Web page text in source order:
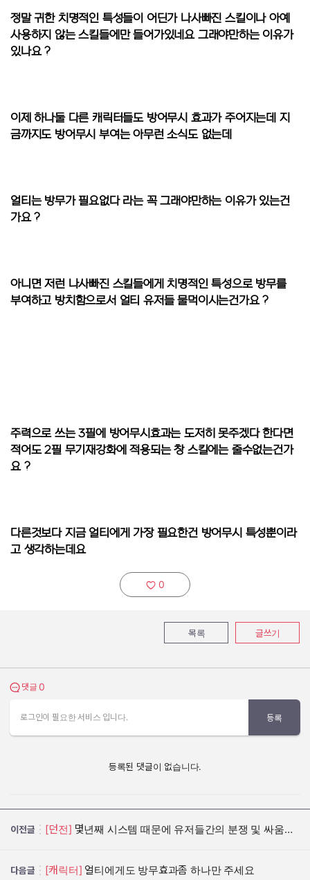
정말 귀한 치명적인 특성들이 어딘가 나사빠진 스킬이나 아예
사용하지 않는 스킬들에만 들어가있네요 그래야만하는 이유가
있나요 ?
이제 하나둘 다른 캐릭터들도 방어무시 효과가 주어지는데 지
금까지도 방어무시 부여는 아무런 소식도 없는데
얼티는 방무가 필요없다 라는 꼭 그래야만하는 이유가 있는건
가요 ?
아니면 저런 나사빠진 스킬들에게 치명적인 특성으로 방무를
부여하고 방치함으로서 얼티 유저들 물먹이시는건가요 ?
주력으로 쓰는 3필에 방어무시효과는 도저히 못주겠다 한다면
적어도 2필 무기재강화에 적용되는 창 스킬에는 줄수없는건가
요 ?
다른것보다 지금 얼티에게 가장 필요한건 방어무시 특성뿐이라
고 생각하는데요
추천하기:
0
목록 글쓰기
댓글 보기
댓글 0
로그인이 필요한 서비스 입니다. 등록
등록된 댓글이 없습니다.
이전글 [던전] 몇년째 시스템 때문에 유저들간의 분쟁 및 싸움이 생깁니다.
다음글 [캐릭터] 얼티에게도 방무효과좀 하나만 주세요